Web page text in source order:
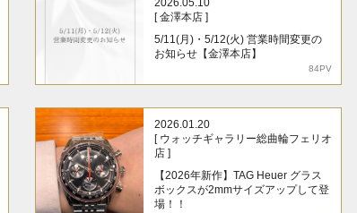
2026.05.10
[ 金澤本店 ]
5/11(月)・5/12(火) 営業時間変更の
お知らせ【金澤本店】
84PV
2026.01.20
[ ウォッチギャラリー総曲輪フェリオ
店 ]
【2026年新作】TAG Heuer グラス
ボックスが2mmサイズアップして登
場！！